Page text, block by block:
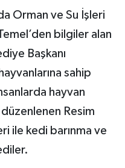
Orman ve Su İşleri
bilgiler alan
Başkanı
sahip
hayvan
Resim
ile kedi barınma ve